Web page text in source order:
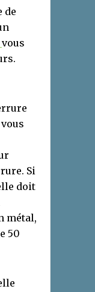
de
vous
Si
doit
métal,
50